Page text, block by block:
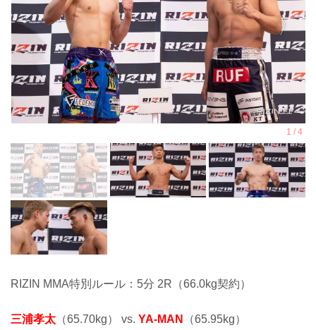
RIZIN MMA特別ルール：5分 2R（66.0kg契約）
三浦孝太 （65.70kg） vs. YA-MAN （65.95kg）